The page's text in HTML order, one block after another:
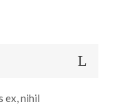
ex, nihil